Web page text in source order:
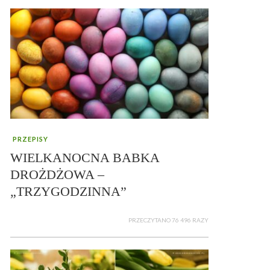
PRZEPISY
WIELKANOCNA BABKA
DROŻDŻOWA –
„TRZYGODZINNA”
PRZECZYTANO 76 496 RAZY